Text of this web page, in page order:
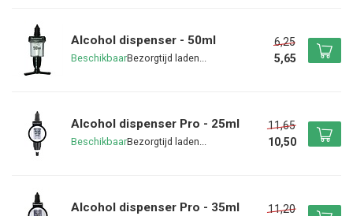
Alcohol dispenser - 50ml
Beschikbaar
6,25
5,65
Alcohol dispenser Pro - 25ml
Beschikbaar
11,65
10,50
Alcohol dispenser Pro - 35ml
11,20